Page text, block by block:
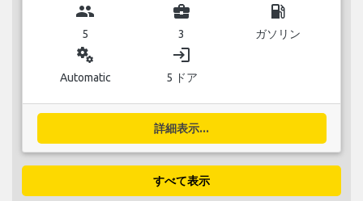
group
5
business_center
3
local_gas_station
ガソリン
miscellaneous_services
Automatic
login
5 ドア
詳細表示...
すべて表示